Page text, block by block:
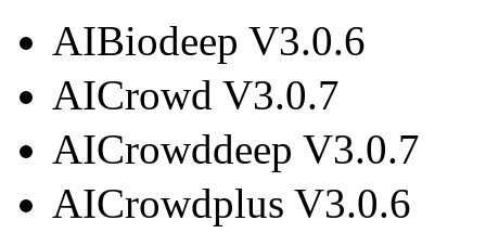
AIBiodeep V3.0.6
AICrowd V3.0.7
AICrowddeep V3.0.7
AICrowdplus V3.0.6